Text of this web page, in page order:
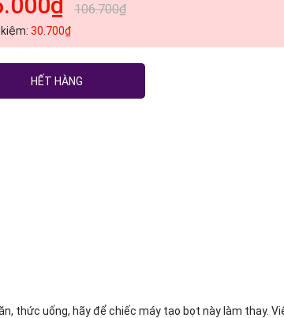
106.700₫
30.700₫
HẾT HÀNG
thức uống, hãy để chiếc máy tạo bọt này làm thay.